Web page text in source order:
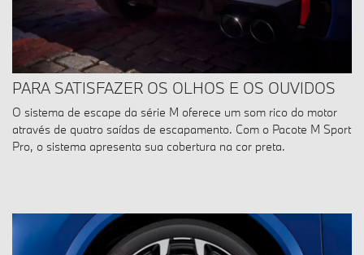
PARA SATISFAZER OS OLHOS E OS OUVIDOS
O sistema de escape da série M oferece um som rico do motor
através de quatro saídas de escapamento. Com o Pacote M Sport
Pro, o sistema apresenta sua cobertura na cor preta.